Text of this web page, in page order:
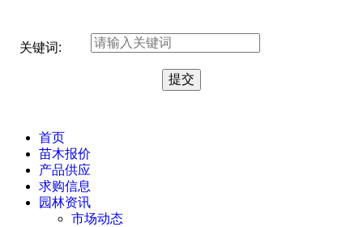
关键词:
首页
苗木报价
产品供应
求购信息
园林资讯
市场动态